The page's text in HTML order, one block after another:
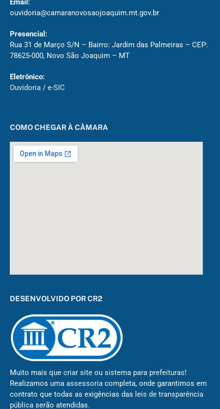
Email:
ouvidoria@camaranovosaojoaquim.mt.gov.br
Presencial:
Rua 31 de Março S/N – Bairro: Jardim das Palmeiras – CEP:
78625-000, Novo São Joaquim – MT
Eletrônico:
Ouvidoria / e-SIC
COMO CHEGAR À CÂMARA
DESENVOLVIDO POR CR2
Muito mais que criar site ou sistema para prefeituras!
Realizamos uma assessoria completa, onde garantimos em
contrato que todas as exigências das leis de transparência
pública serão atendidas.